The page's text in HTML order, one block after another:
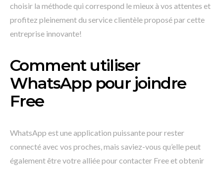
choisir la méthode qui correspond le mieux à vos attentes et
profitez pleinement du service clientèle proposé par cette
entreprise innovante!
Comment utiliser
WhatsApp pour joindre
Free
WhatsApp est une application puissante pour rester
connecté avec vos proches, mais saviez-vous qu’elle peut
également être votre alliée pour contacter Free et obtenir